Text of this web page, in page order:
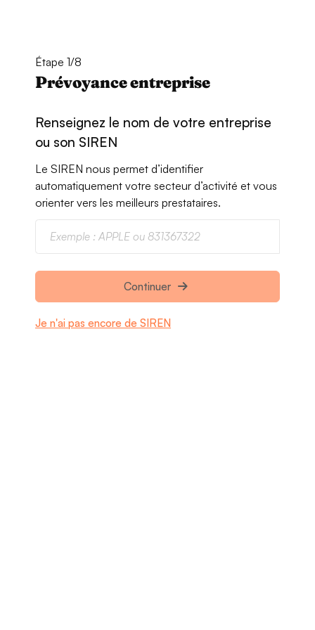
Étape 1/8
Prévoyance entreprise
Renseignez le nom de votre entreprise
ou son SIREN
Le SIREN nous permet d’identifier
automatiquement votre secteur d’activité et vous
orienter vers les meilleurs prestataires.
Continuer
Je n'ai pas encore de SIREN